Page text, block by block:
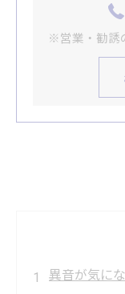
※営業・勧誘
異音が気に